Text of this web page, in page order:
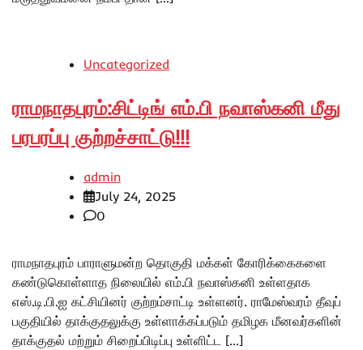
Uncategorized
ராமநாதபுரம்:சிட்டிங் எம்.பி நவாஸ்கனி மீது
பரபரப்பு குற்றச்சாட்டு!!!
admin
July 24, 2025
0
ராமநாதபுரம் பாராளுமன்ற தொகுதி மக்கள் கோரிக்கைகளை
கண்டுகொள்ளாத நிலையில் எம்.பி நவாஸ்கனி உள்ளதாக
எஸ்.டி.பி.ஐ கட்சியினர் குற்றம்சாட்டி உள்ளனர். ராமேஸ்வரம் தீவுப்
பகுதியில் தாக்குதலுக்கு உள்ளாக்கப்படும் தமிழக மீனவர்களின்
தாக்குதல் மற்றும் சிறைப்பிடிப்பு உள்ளிட்ட […]